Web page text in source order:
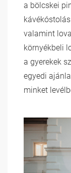
a bölcskei
valamint
környékbeli
a gyerekek
egyedi
minket